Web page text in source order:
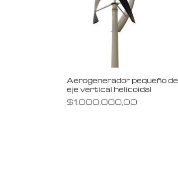
Aerogenerador pequeño de
eje vertical helicoidal
$1.000.000,00